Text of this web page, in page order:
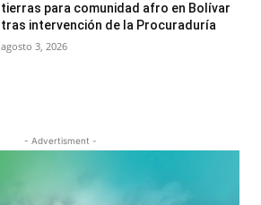
tierras para comunidad afro en Bolívar
tras intervención de la Procuraduría
agosto 3, 2026
- Advertisment -